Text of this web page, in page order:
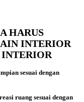
HARUS
INTERIOR
INTERIOR
sesuai dengan
ruang sesuai dengan